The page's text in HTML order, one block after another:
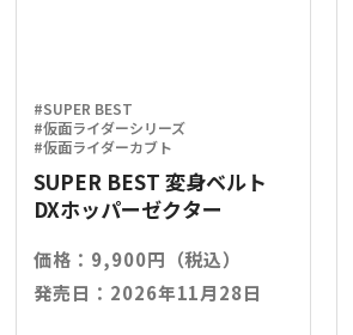
#SUPER BEST
#仮面ライダーシリーズ
#仮面ライダーカブト
SUPER BEST 変身ベルト
DXホッパーゼクター
価格：9,900円（税込）
発売日：2026年11月28日